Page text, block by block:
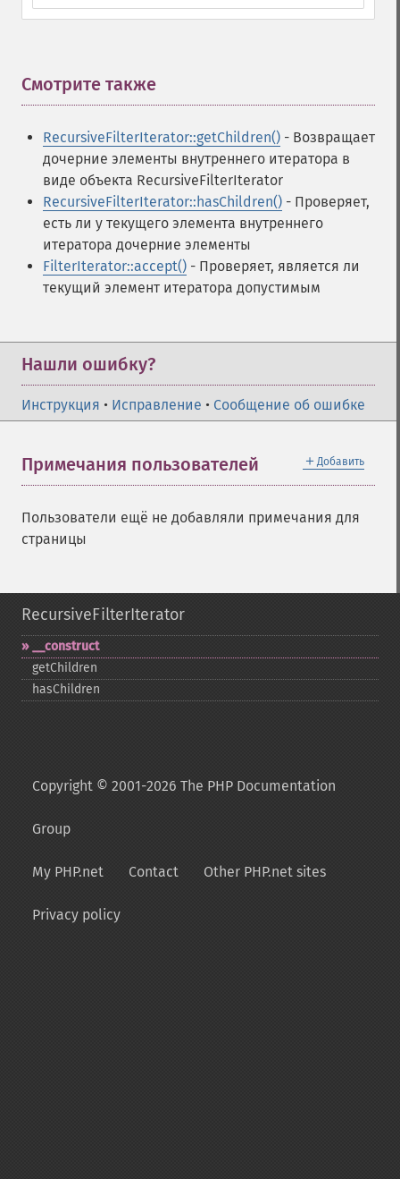
Смотрите также
RecursiveFilterIterator::getChildren() - Возвращает
дочерние элементы внутреннего итератора в
виде объекта RecursiveFilterIterator
RecursiveFilterIterator::hasChildren() - Проверяет,
есть ли у текущего элемента внутреннего
итератора дочерние элементы
FilterIterator::accept() - Проверяет, является ли
текущий элемент итератора допустимым
Нашли ошибку?
Инструкция • Исправление • Сообщение об ошибке
＋ Добавить
Примечания пользователей
Пользователи ещё не добавляли примечания для
страницы
RecursiveFilterIterator
_​_​construct
getChildren
hasChildren
Copyright © 2001-2026 The PHP Documentation
Group
My PHP.net Contact Other PHP.net sites
Privacy policy